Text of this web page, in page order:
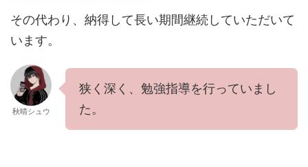
その代わり、納得して長い期間継続していただいて
います。
秋晴シュウ
狭く深く、勉強指導を行っていまし
た。